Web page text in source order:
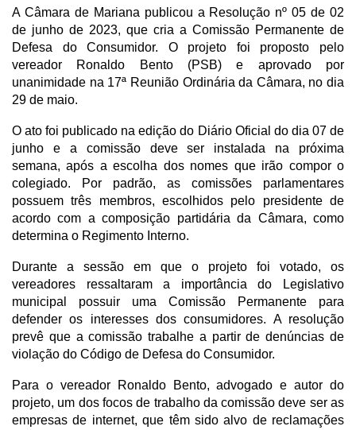
A Câmara de Mariana publicou a Resolução nº 05 de 02
de junho de 2023, que cria a Comissão Permanente de
Defesa do Consumidor. O projeto foi proposto pelo
vereador Ronaldo Bento (PSB) e aprovado por
unanimidade na 17ª Reunião Ordinária da Câmara, no dia
29 de maio.
O ato foi publicado na edição do Diário Oficial do dia 07 de
junho e a comissão deve ser instalada na próxima
semana, após a escolha dos nomes que irão compor o
colegiado. Por padrão, as comissões parlamentares
possuem três membros, escolhidos pelo presidente de
acordo com a composição partidária da Câmara, como
determina o Regimento Interno.
Durante a sessão em que o projeto foi votado, os
vereadores ressaltaram a importância do Legislativo
municipal possuir uma Comissão Permanente para
defender os interesses dos consumidores. A resolução
prevê que a comissão trabalhe a partir de denúncias de
violação do Código de Defesa do Consumidor.
Para o vereador Ronaldo Bento, advogado e autor do
projeto, um dos focos de trabalho da comissão deve ser as
empresas de internet, que têm sido alvo de reclamações